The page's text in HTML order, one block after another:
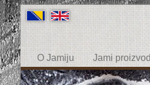
O Jamiju Jami